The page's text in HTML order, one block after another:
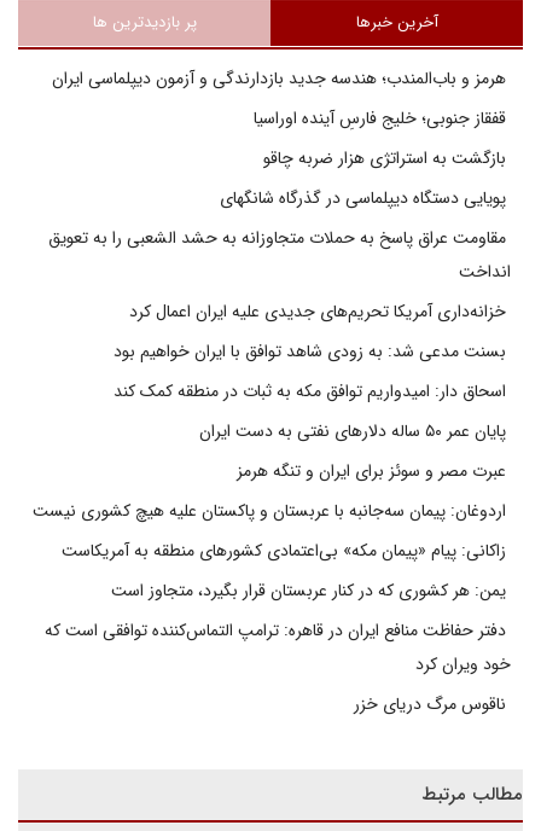
آخرین خبرها پر بازدیدترین ها
هرمز و باب‌المندب؛ هندسه جدید بازدارندگی و آزمون دیپلماسی ایران
قفقاز جنوبی؛ خلیج فارسِ آینده اوراسیا
بازگشت به استراتژی هزار ضربه چاقو
پویایی دستگاه دیپلماسی در گذرگاه شانگهای
مقاومت عراق پاسخ به حملات متجاوزانه به حشد الشعبی را به تعویق
انداخت
خزانه‌داری آمریکا تحریم‌های جدیدی علیه ایران اعمال کرد
بسنت مدعی شد: به زودی شاهد توافق با ایران خواهیم بود
اسحاق دار: امیدواریم توافق مکه به ثبات در منطقه کمک کند
پایان عمر ۵۰ ساله دلارهای نفتی به دست ایران
عبرت مصر و سوئز برای ایران و تنگه هرمز
اردوغان: پیمان سه‌جانبه با عربستان و پاکستان علیه هیچ کشوری نیست
زاکانی: پیام «پیمان مکه» بی‌اعتمادی کشورهای منطقه به آمریکاست
یمن: هر کشوری که در کنار عربستان قرار بگیرد، متجاوز است
دفتر حفاظت منافع ایران در قاهره: ترامپ التماس‌کننده توافقی است که
خود ویران کرد
ناقوس مرگ دریای خزر
مطالب مرتبط